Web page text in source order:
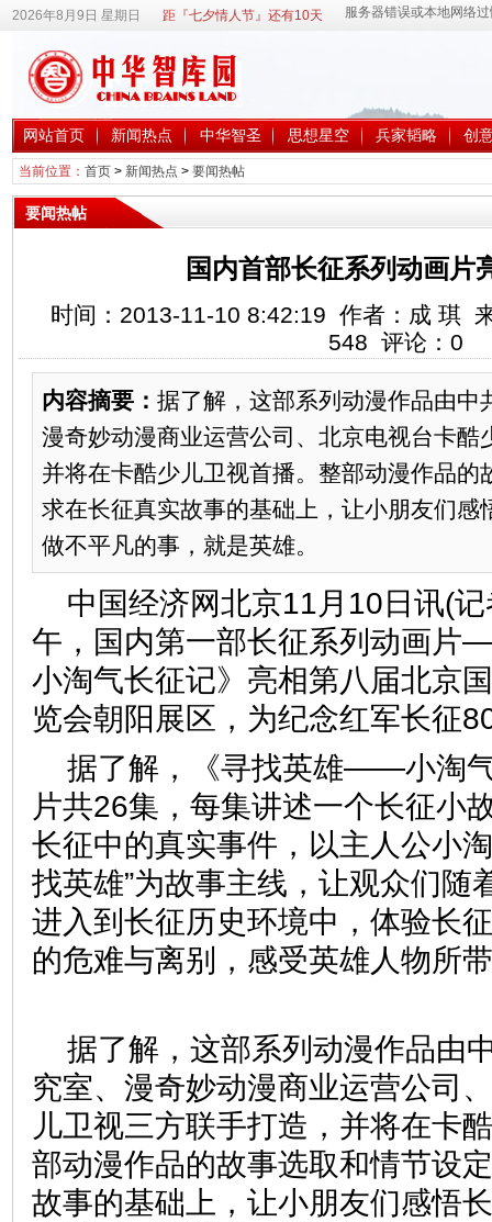
2026年8月9日 星期日 距『七夕情人节』还有10天
网站首页 新闻热点 中华智圣 思想星空 兵家韬略 创
当前位置： 首页> 新闻热点 > 要闻热帖
要闻热帖
国内首部长征系列动画片
时间：2013-11-10 8:42:19 作者：成 琪
548 评论： 0
内容摘要： 据了解，这部系列动漫作品由中
漫奇妙动漫商业运营公司、北京电视台卡酷
并将在卡酷少儿卫视首播。整部动漫作品的
求在长征真实故事的基础上，让小朋友们感
做不平凡的事，就是英雄。
中国经济网北京11月10日讯(
午，国内第一部长征系列动画
小淘气长征记》亮相第八届北京
览会朝阳展区，为纪念红军长征
据了解，《寻找英雄——小淘
片共26集，每集讲述一个长征小
长征中的真实事件，以主人公小
找英雄”为故事主线，让观众们随
进入到长征历史环境中，体验长
的危难与离别，感受英雄人物
据了解，这部系列动漫作品由
究室、漫奇妙动漫商业运营公司
儿卫视三方联手打造，并将在卡
部动漫作品的故事选取和情节设
故事的基础上，让小朋友们感悟